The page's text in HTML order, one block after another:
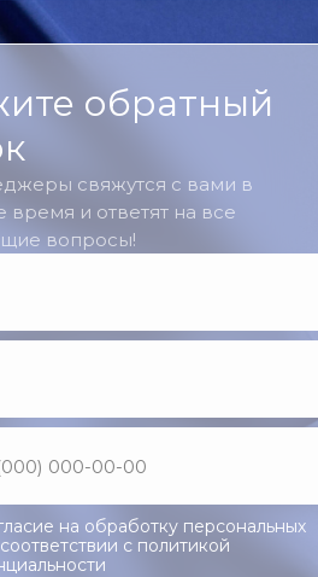
обратный
свяжутся с вами в
и ответят на все
вопросы!
на обработку персональных
с политикой